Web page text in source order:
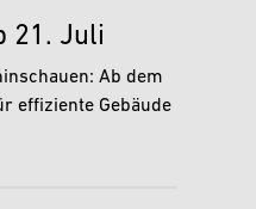
21. Juli
Ab dem
effiziente Gebäude